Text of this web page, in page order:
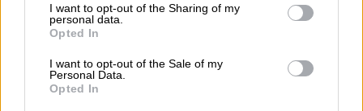
not limited to your visit or usage behaviour. You may click to
grant or deny consent to Google and its third-party tags to
use your data for below specified purposes in below Google
consent section.
I want to opt-out of the Sharing of my
personal data.
Opted In
I want to opt-out of the Sale of my
Personal Data.
Opted In